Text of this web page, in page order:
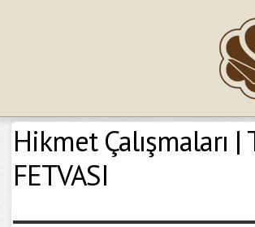
Hikmet Çalışmaları |
FETVASI